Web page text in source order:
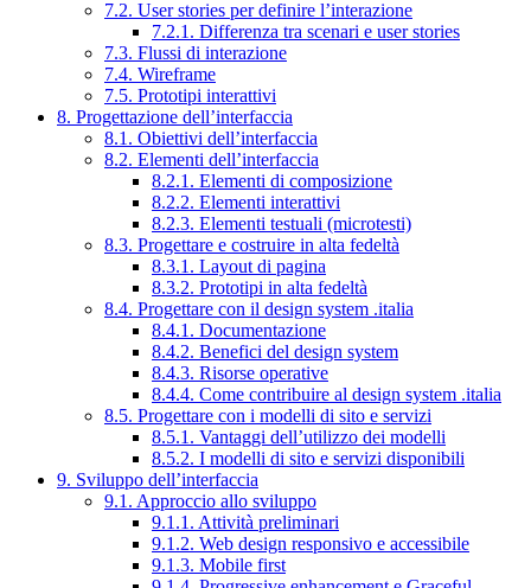
7.2. User stories per definire l’interazione
7.2.1. Differenza tra scenari e user stories
7.3. Flussi di interazione
7.4. Wireframe
7.5. Prototipi interattivi
8. Progettazione dell’interfaccia
8.1. Obiettivi dell’interfaccia
8.2. Elementi dell’interfaccia
8.2.1. Elementi di composizione
8.2.2. Elementi interattivi
8.2.3. Elementi testuali (microtesti)
8.3. Progettare e costruire in alta fedeltà
8.3.1. Layout di pagina
8.3.2. Prototipi in alta fedeltà
8.4. Progettare con il design system .italia
8.4.1. Documentazione
8.4.2. Benefici del design system
8.4.3. Risorse operative
8.4.4. Come contribuire al design system .italia
8.5. Progettare con i modelli di sito e servizi
8.5.1. Vantaggi dell’utilizzo dei modelli
8.5.2. I modelli di sito e servizi disponibili
9. Sviluppo dell’interfaccia
9.1. Approccio allo sviluppo
9.1.1. Attività preliminari
9.1.2. Web design responsivo e accessibile
9.1.3. Mobile first